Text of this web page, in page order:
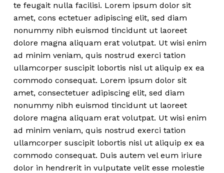
te feugait nulla facilisi. Lorem ipsum dolor sit
amet, cons ectetuer adipiscing elit, sed diam
nonummy nibh euismod tincidunt ut laoreet
dolore magna aliquam erat volutpat. Ut wisi enim
ad minim veniam, quis nostrud exerci tation
ullamcorper suscipit lobortis nisl ut aliquip ex ea
commodo consequat. Lorem ipsum dolor sit
amet, consectetuer adipiscing elit, sed diam
nonummy nibh euismod tincidunt ut laoreet
dolore magna aliquam erat volutpat. Ut wisi enim
ad minim veniam, quis nostrud exerci tation
ullamcorper suscipit lobortis nisl ut aliquip ex ea
commodo consequat. Duis autem vel eum iriure
dolor in hendrerit in vulputate velit esse molestie